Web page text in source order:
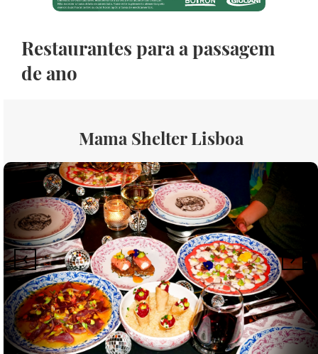
Restaurantes para a passagem
de ano
Mama Shelter Lisboa